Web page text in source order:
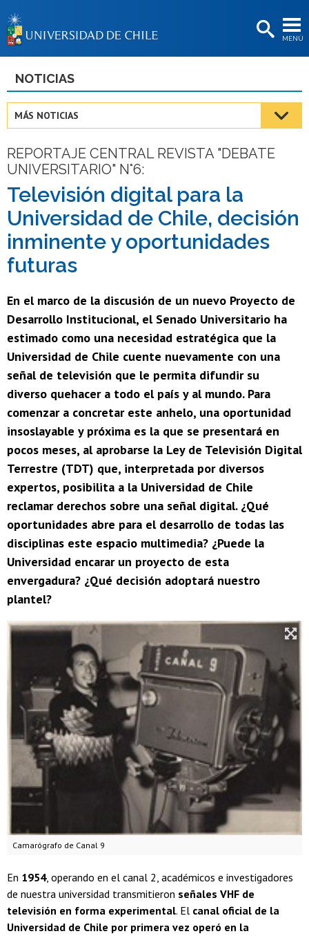
MENÚ
BIBLIOTECAS
Estudiantes
Académicas/os
Funcionarias/os
Egresadas/os
NOTICIAS
MÁS NOTICIAS
REPORTAJE CENTRAL REVISTA "DEBATE
UNIVERSITARIO" N°6:
Televisión digital para la
Universidad de Chile, decisión
inminente y oportunidades
futuras
En el marco de la discusión de un nuevo Proyecto de
Desarrollo Institucional, el Senado Universitario ha
estimado como una necesidad estratégica que la
Universidad de Chile cuente nuevamente con una
señal de televisión que le permita difundir su
diverso quehacer a todo el país y al mundo. Para
comenzar a concretar este anhelo, una oportunidad
insoslayable y próxima es la que se presentará en
pocos meses, al aprobarse la Ley de Televisión Digital
Terrestre (TDT) que, interpretada por diversos
expertos, posibilita a la Universidad de Chile
reclamar derechos sobre una señal digital. ¿Qué
oportunidades abre para el desarrollo de todas las
disciplinas este espacio multimedia? ¿Puede la
Universidad encarar un proyecto de esta
envergadura? ¿Qué decisión adoptará nuestro
plantel?
Camarógrafo de Canal 9
En 1954, operando en el canal 2, académicos e investigadores
de nuestra universidad transmitieron señales VHF de
televisión en forma experimental. El canal oficial de la
Universidad de Chile por primera vez operó en la